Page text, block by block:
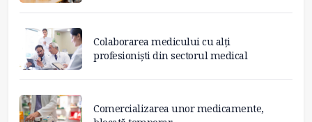
Colaborarea medicului cu alți
profesioniști din sectorul medical
Comercializarea unor medicamente,